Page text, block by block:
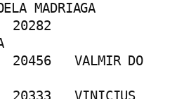
MADRIAGA